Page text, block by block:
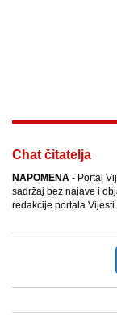
Chat čitatelja
NAPOMENA - Portal
sadržaj bez najave i
redakcije portala